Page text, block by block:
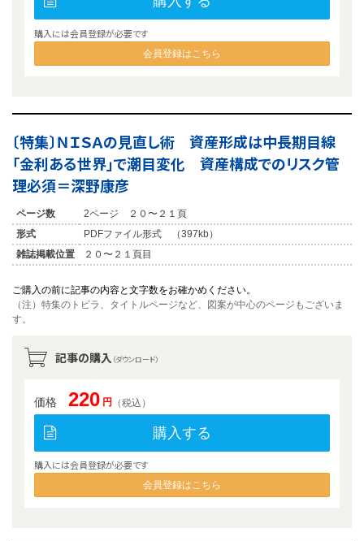
購入には会員登録が必要です
会員登録はこちら
〔特集〕ＮＩＳＡの見直し術 資産形成は中長期目線
「金利ある世界」で潮目変化 資産構成でのリスク管
理必須＝深野康彦
ページ数
2ページ ２０〜２１頁
形式
PDFファイル形式 （397kb）
雑誌掲載位置
２０〜２１頁目
ご購入の前に記事の内容と文字数をお確かめください。
（注）特集のトビラ、タイトルページなど、図案が中心のページもございま
す。
記事の購入 （ダウンロード）
価格 220 円 （税込）
購入する
購入には会員登録が必要です
会員登録はこちら